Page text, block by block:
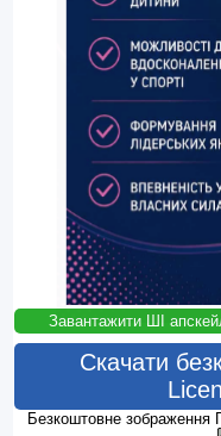
Завантажити ШІ
Скачати
Безкоштовне зображення